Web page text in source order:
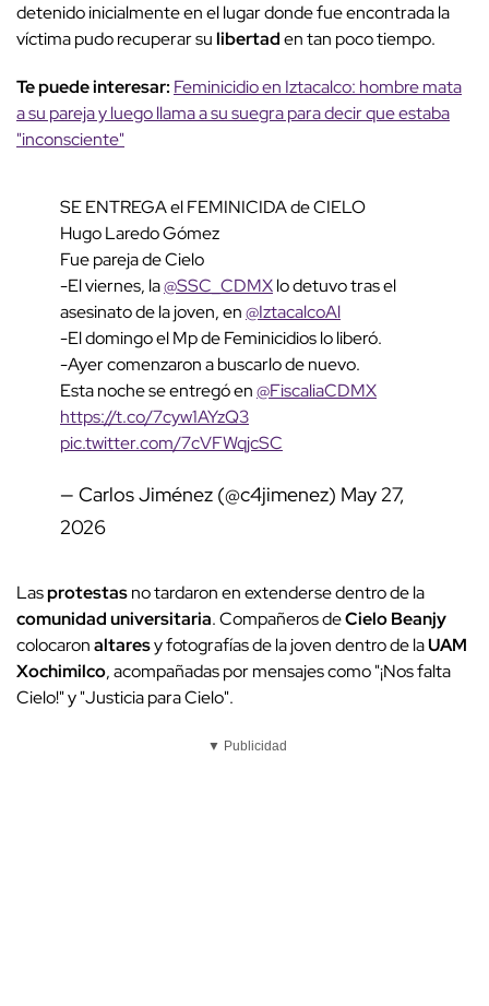
detenido inicialmente en el lugar donde fue encontrada la
víctima pudo recuperar sulibertaden tan poco tiempo.
Te puede interesar: Feminicidio en Iztacalco: hombre mata
a su pareja y luego llama a su suegra para decir que estaba
"inconsciente"
SE ENTREGA el FEMINICIDA de CIELO
Hugo Laredo Gómez
Fue pareja de Cielo
-El viernes, la@SSC_CDMXlo detuvo tras el
asesinato de la joven, en@IztacalcoAl
-El domingo el Mp de Feminicidios lo liberó.
-Ayer comenzaron a buscarlo de nuevo.
Esta noche se entregó en@FiscaliaCDMX
https://t.co/7cyw1AYzQ3
pic.twitter.com/7cVFWqjcSC
— Carlos Jiménez (@c4jimenez) May 27,
2026
Lasprotestasno tardaron en extenderse dentro de la
comunidad universitaria. Compañeros deCielo Beanjy
colocaronaltaresy fotografías de la joven dentro de laUAM
Xochimilco, acompañadas por mensajes como "¡Nos falta
Cielo!" y "Justicia para Cielo".
▼ Publicidad